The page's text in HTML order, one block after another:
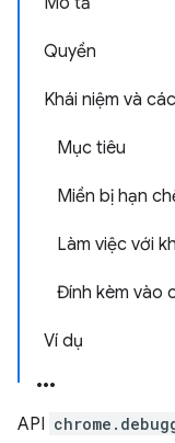
Quyền
Khái niệm và
Mục tiêu
Miền bị hạn
Làm việc với
Đính kèm vào
Ví dụ
API